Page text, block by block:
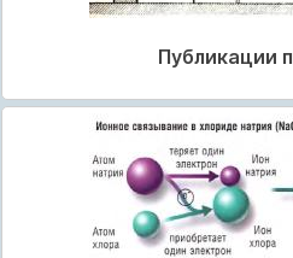
Публикации